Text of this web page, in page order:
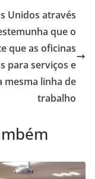
Unidos através
que o
que as oficinas
para serviços e
mesma linha de
trabalho